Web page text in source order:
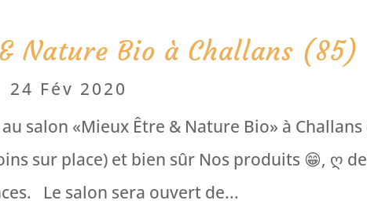
Nature Bio à Challans (85)
24 Fév 2020
salon «Mieux Être & Nature Bio» à
sur place) et bien sûr Nos produits 😁, ღ
Le salon sera ouvert de...